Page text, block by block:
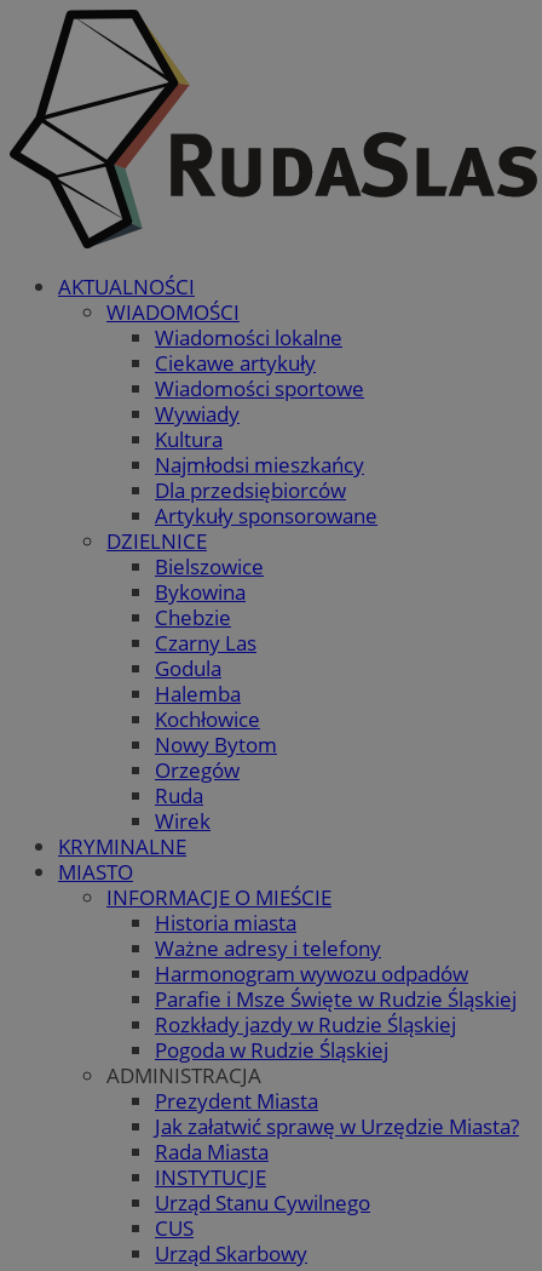
AKTUALNOŚCI
WIADOMOŚCI
Wiadomości lokalne
Ciekawe artykuły
Wiadomości sportowe
Wywiady
Kultura
Najmłodsi mieszkańcy
Dla przedsiębiorców
Artykuły sponsorowane
DZIELNICE
Bielszowice
Bykowina
Chebzie
Czarny Las
Godula
Halemba
Kochłowice
Nowy Bytom
Orzegów
Ruda
Wirek
KRYMINALNE
MIASTO
INFORMACJE O MIEŚCIE
Historia miasta
Ważne adresy i telefony
Harmonogram wywozu odpadów
Parafie i Msze Święte w Rudzie Śląskiej
Rozkłady jazdy w Rudzie Śląskiej
Pogoda w Rudzie Śląskiej
ADMINISTRACJA
Prezydent Miasta
Jak załatwić sprawę w Urzędzie Miasta?
Rada Miasta
INSTYTUCJE
Urząd Stanu Cywilnego
CUS
Urząd Skarbowy